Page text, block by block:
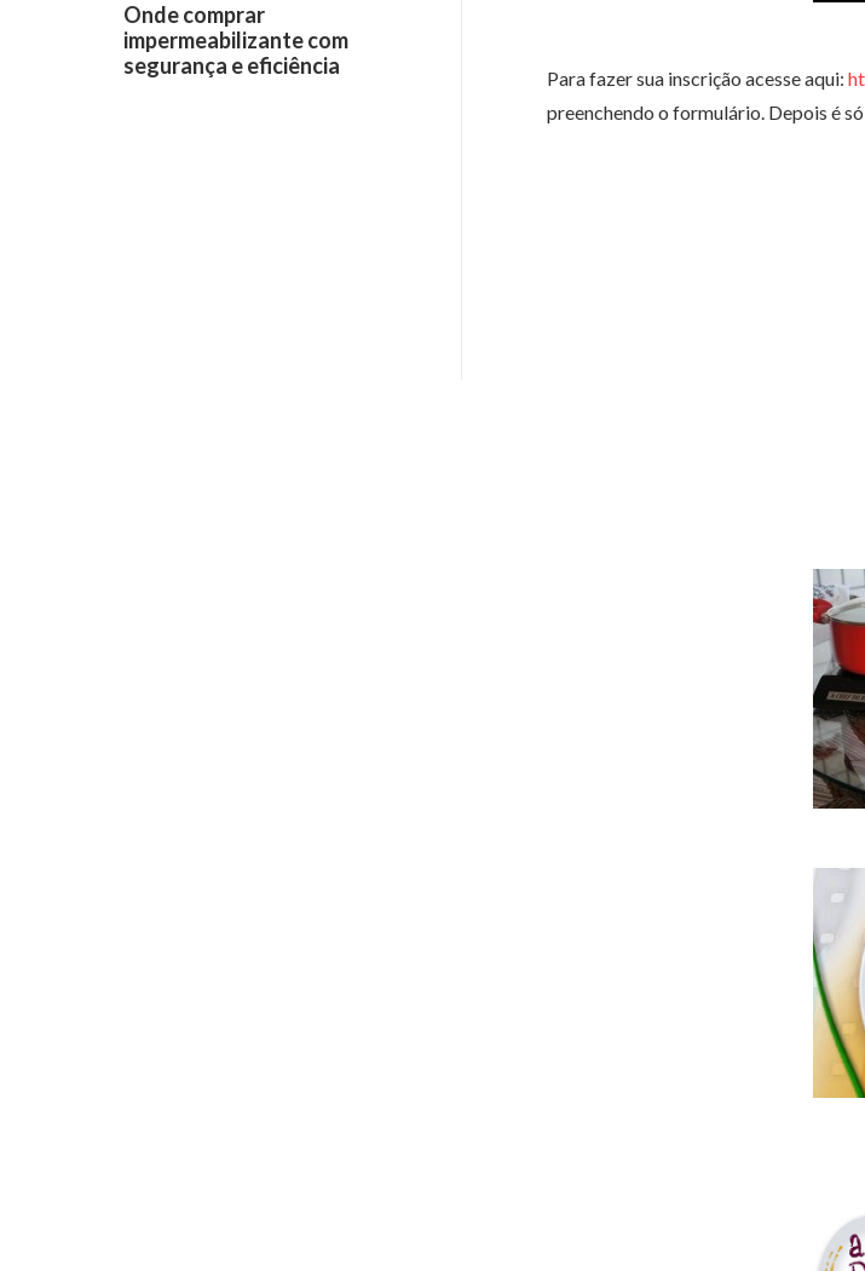
Para fazer sua inscrição acesse aqui:
preenchendo o formulário. Depois é
Onde comprar
impermeabilizante com
segurança e eficiência